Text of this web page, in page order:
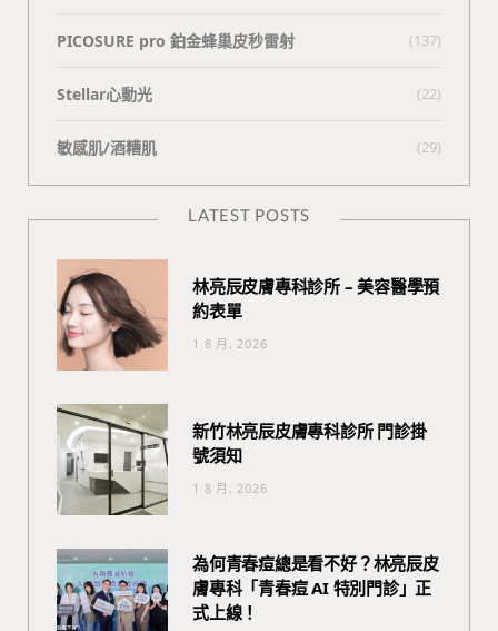
PICOSURE pro 鉑金蜂巢皮秒雷射 (137)
Stellar心動光 (22)
敏感肌/酒糟肌 (29)
LATEST POSTS
林亮辰皮膚專科診所 – 美容醫學預
約表單
1 8 月, 2026
新竹林亮辰皮膚專科診所 門診掛
號須知
1 8 月, 2026
為何青春痘總是看不好？林亮辰皮
膚專科「青春痘 AI 特別門診」正
式上線！